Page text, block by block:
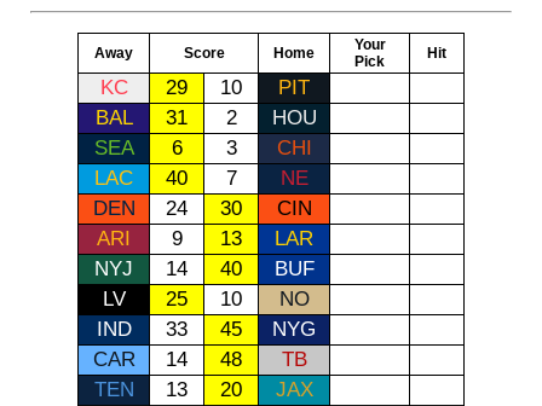
Away Score Home
Your
Pick
Hit
KC 29 10
PIT
BAL
31 2
HOU
SEA
6 3
CHI
LAC
40 7
NE
DEN
24 30
CIN
ARI
9 13
LAR
NYJ
14 40
BUF
LV
25 10
NO
IND
33 45
NYG
CAR
14 48
TB
TEN
13 20
JAX